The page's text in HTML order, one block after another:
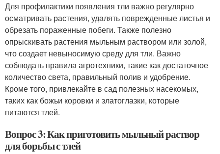
Для профилактики появления тли важно регулярно
осматривать растения, удалять поврежденные листья и
обрезать пораженные побеги. Также полезно
опрыскивать растения мыльным раствором или золой,
что создает невыносимую среду для тли. Важно
соблюдать правила агротехники, такие как достаточное
количество света, правильный полив и удобрение.
Кроме того, привлекайте в сад полезных насекомых,
таких как божьи коровки и златоглазки, которые
питаются тлей.
Вопрос 3: Как приготовить мыльный раствор
для борьбы с тлей